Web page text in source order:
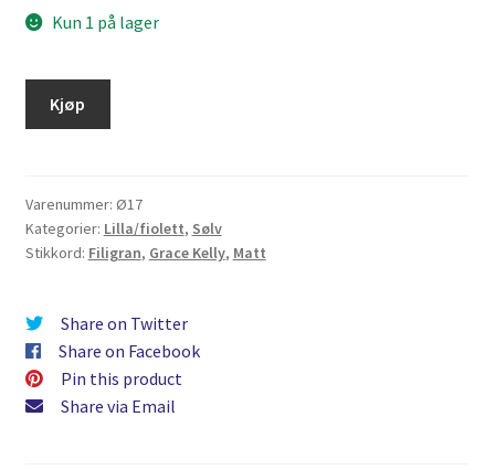
Kun 1 på lager
Kjøp
Varenummer: Ø17
Kategorier: Lilla/fiolett, Sølv
Stikkord: Filigran, Grace Kelly, Matt
Share on Twitter
Share on Facebook
Pin this product
Share via Email